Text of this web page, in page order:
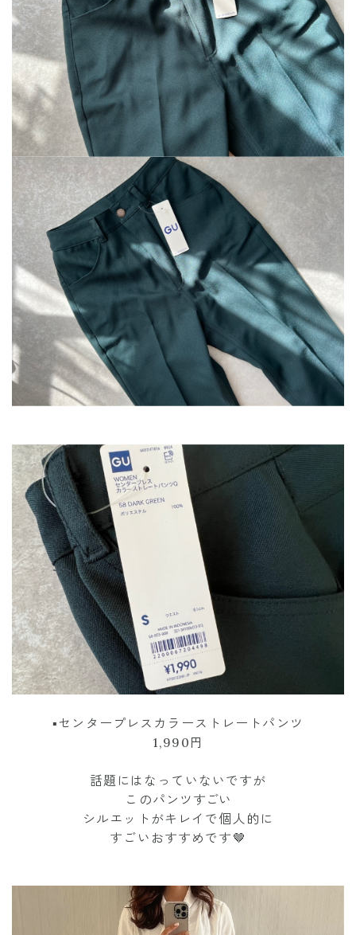
▪︎センタープレスカラーストレートパンツ
1,990円
話題にはなっていないですが
このパンツ すごい
シルエットがキレイで個人的に
すごいおすすめです🤎